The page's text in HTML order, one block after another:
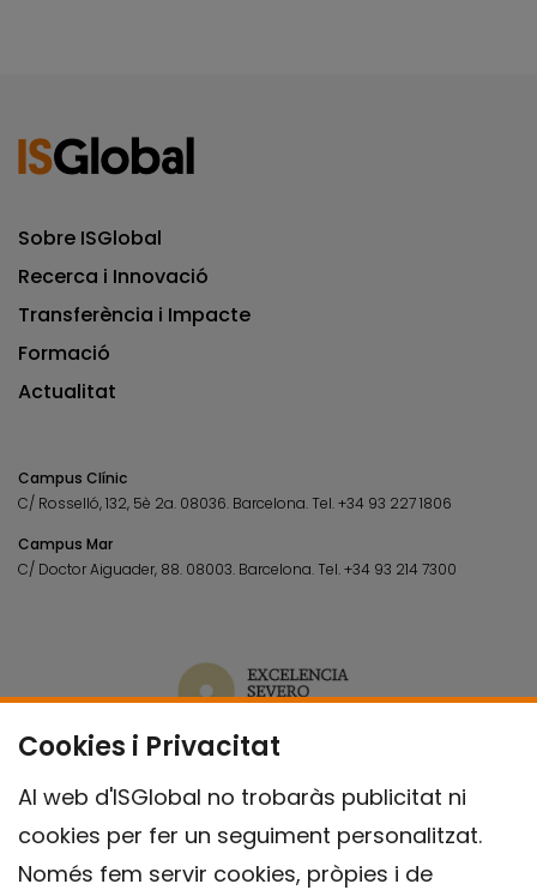
Cookies i Privacitat
Al web d'ISGlobal no trobaràs publicitat ni
cookies per fer un seguiment personalitzat.
Només fem servir cookies, pròpies i de
Sobre ISGlobal
Recerca i Innovació
Transferència i Impacte
Formació
Actualitat
Campus Clínic
C/ Rosselló, 132, 5è 2a. 08036. Barcelona.Tel.+34 93 227 1806
Campus Mar
C/ Doctor Aiguader, 88. 08003. Barcelona.Tel.+34 93 214 7300